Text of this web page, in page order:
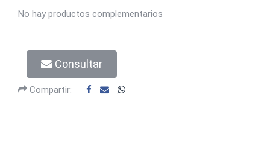
No hay productos complementarios
Consultar
Compartir: